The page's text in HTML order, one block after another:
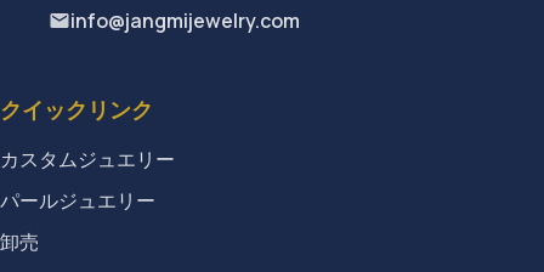
info@jangmijewelry.com
クイックリンク
カスタムジュエリー
パールジュエリー
卸売